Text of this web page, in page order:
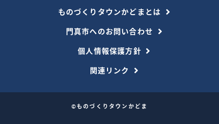
ものづくりタウンかどまとは
門真市へのお問い合わせ
個人情報保護方針
関連リンク
©ものづくりタウンかどま